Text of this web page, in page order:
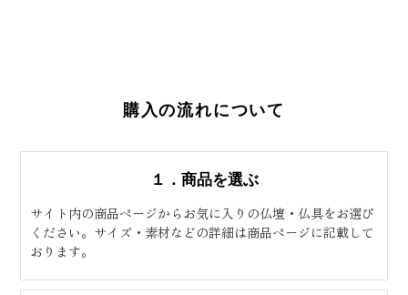
購入の流れについて
１．商品を選ぶ
サイト内の商品ページからお気に入りの仏壇・仏具をお選び
ください。サイズ・素材などの詳細は商品ページに記載して
おります。